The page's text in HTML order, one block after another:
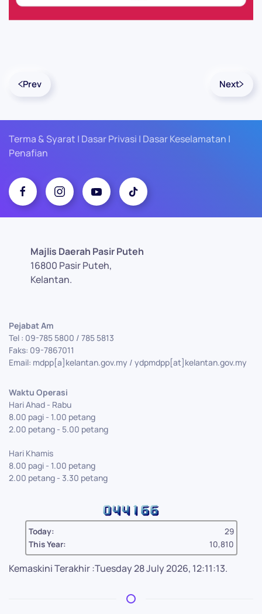
Prev Next
Terma & Syarat | Dasar Privasi | Dasar Keselamatan |
Penafian
Majlis Daerah Pasir Puteh
16800 Pasir Puteh,
Kelantan.
Pejabat Am
Tel : 09-785 5800 / 785 5813
Faks: 09-7867011
Email: mdpp[a]kelantan.gov.my / ydpmdpp[at]kelantan.gov.my
Waktu Operasi
Hari Ahad - Rabu
8.00 pagi - 1.00 petang
2.00 petang - 5.00 petang
Hari Khamis
8.00 pagi - 1.00 petang
2.00 petang - 3.30 petang
Today:
29
This Year:
10,810
Kemaskini Terakhir :Tuesday 28 July 2026, 12:11:13.